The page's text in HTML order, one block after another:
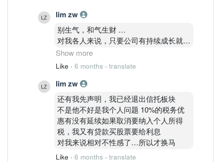
关你屁事啊
lim zw
别生气，和气生财 …
对我各人来说，只要公司有持续成长就算
0.5%也好，
股息依然有5-6% 基本面没变坏 我就不动
对我来说看几年回本，变免费票更加有意
义。
股息拿回本了，股价股息又有上升的趋势
就没什么好纠结的了。想一想免费的东西
每一年还往你口袋塞钞票，不爽吗哈哈哈
哈哈哈
Show more
Like · 6 months · translate
lim zw
还有我先声明，我已经退出信托板块
不是他不好是我个人问题 10%的税务优
惠有没有延续如果取消要纳入个人所得
税，我又有贷款买股票要给利息
对我来说相对不性感了…所以才换马
Like · 6 months · translate